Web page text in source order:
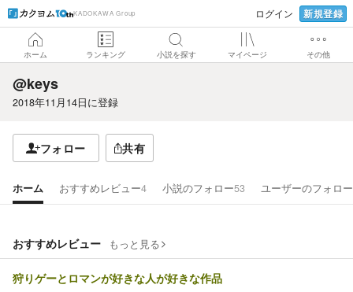
KADOKAWA Group ログイン 新規登録
ホーム ランキング 小説を探す マイページ その他
@keys
2018年11月14日に登録
フォロー 共有
ホーム おすすめレビュー4 小説のフォロー53 ユーザーのフォロー
おすすめレビュー もっと見る
狩りゲーとロマンが好きな人が好きな作品